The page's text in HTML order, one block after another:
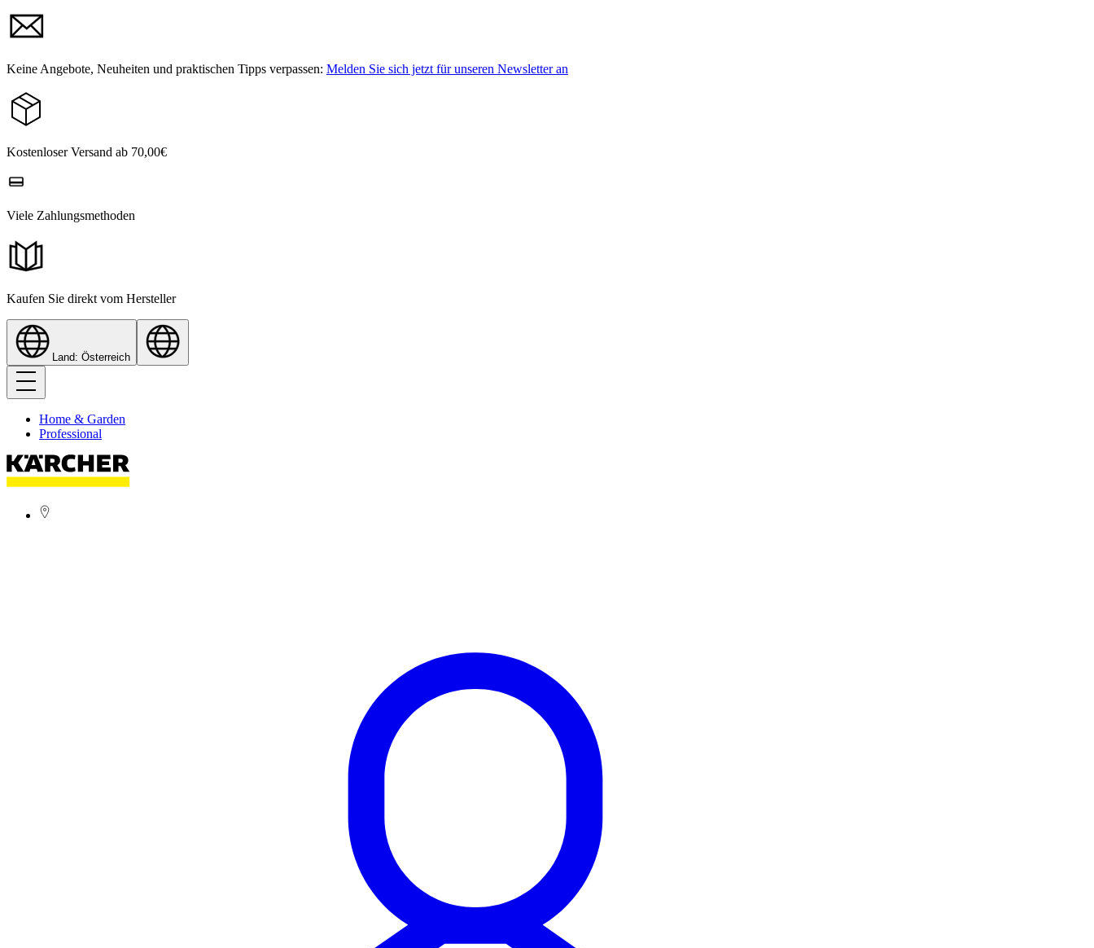
Keine Angebote, Neuheiten und praktischen Tipps verpassen: Melden Sie sich jetzt für unseren Newsletter an
Kostenloser Versand ab 70,00€
Viele Zahlungsmethoden
Kaufen Sie direkt vom Hersteller
Land: Österreich
Home & Garden
Professional